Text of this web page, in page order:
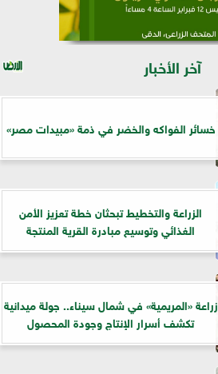
آخر الأخبار
خسائر الفواكه والخضر في ذمة «مبيدات مصر»
الزراعة والتخطيط تبحثان خطة تعزيز الأمن
الغذائي وتوسيع مبادرة القرية المنتجة
زراعة «المريمية» في شمال سيناء.. جولة ميدانية
تكشف أسرار الإنتاج وجودة المحصول